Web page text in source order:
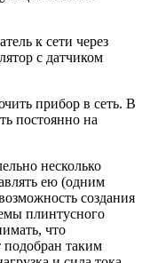
к сети через
с датчиком
прибор в сеть. В
постоянно на
несколько
ею (одним
создания
плинтусного
что
подобран таким